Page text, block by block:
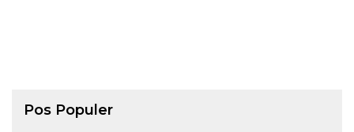
Pos Populer